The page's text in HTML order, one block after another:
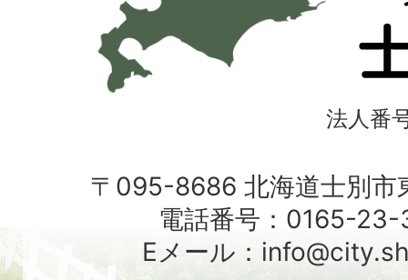
別
市
法人番
〒095-8686 北海道士別市
電話番号：0165-23-
Eメール：